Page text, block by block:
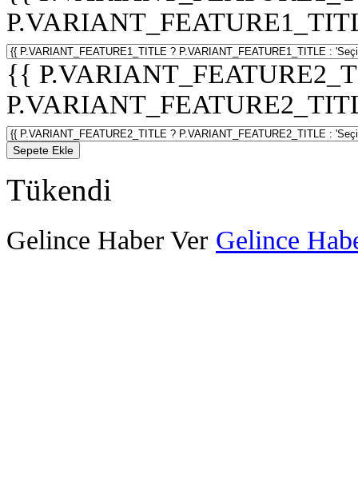
{{
Sepete Ekle
Tükendi
Gelince Haber Ver Gelince